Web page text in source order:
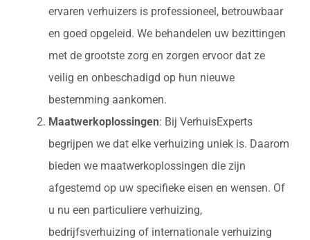
ervaren verhuizers is professioneel, betrouwbaar
en goed opgeleid. We behandelen uw bezittingen
met de grootste zorg en zorgen ervoor dat ze
veilig en onbeschadigd op hun nieuwe
bestemming aankomen.
Maatwerkoplossingen: Bij VerhuisExperts
begrijpen we dat elke verhuizing uniek is. Daarom
bieden we maatwerkoplossingen die zijn
afgestemd op uw specifieke eisen en wensen. Of
u nu een particuliere verhuizing,
bedrijfsverhuizing of internationale verhuizing